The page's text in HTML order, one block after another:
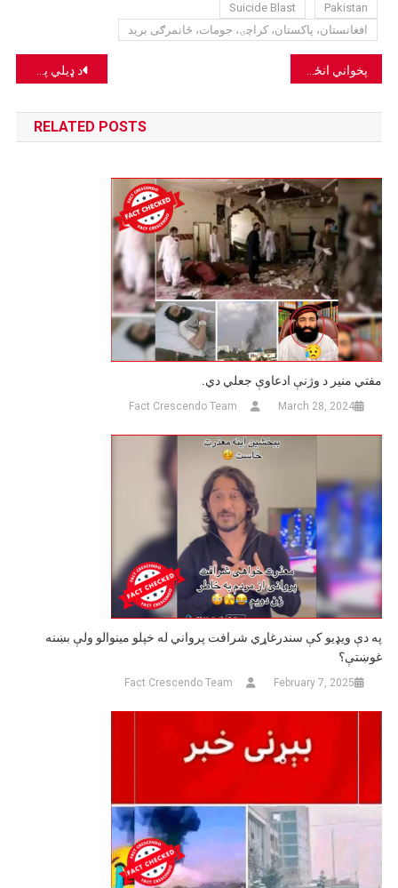
Pakistan
Suicide Blast
افغانستان، پاکستان، کراچۍ، جومات، ځانمرګی برید
Post
navigation
د ډیلي په Red Fort کې د چاودنې انځور د اسلام اباد سید پور کې د چاودنې له ادعا سره خپور شوی دی. پخواني انځورونه په کندهار جومات کې د ځانمرګي برید غلطه ادعا شریک شوي.
RELATED POSTS
مفتي منير د وژنې ادعاوې جعلي دي.
March 28, 2024
Fact Crescendo Team
په دې ویډیو کې سندرغاړي شرافت پرواني له خپلو مینوالو ولې بښنه
غوښتې؟
February 7, 2025
Fact Crescendo Team